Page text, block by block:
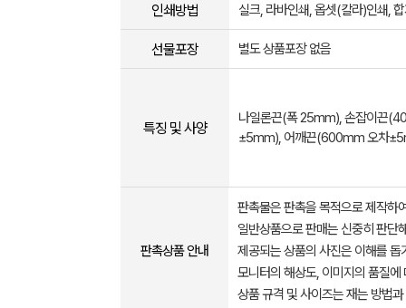
인쇄방법 실크, 라바인쇄, 옵셋(칼라)인쇄,
선물포장 별도 상품포장 없음
특징 및 사양
나일론끈(폭 25mm), 손잡이끈
±5mm), 어깨끈(600mm 오차
판촉상품 안내
판촉물은 판촉을 목적으로 제작하
일반상품으로 판매는 신중히 판단
제공되는 상품의 사진은 이해를
모니터의 해상도, 이미지의 품질
상품 규격 및 사이즈는 재는 방법